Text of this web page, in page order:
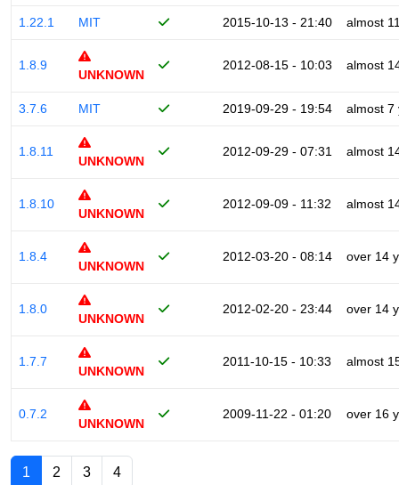
1.22.1 MIT 2015-10-13 - 21:40 almost
1.8.9
UNKNOWN
2012-08-15 - 10:03 almost
3.7.6 MIT 2019-09-29 - 19:54 almost 7
1.8.11
UNKNOWN
2012-09-29 - 07:31 almost
1.8.10
UNKNOWN
2012-09-09 - 11:32 almost
1.8.4
UNKNOWN
2012-03-20 - 08:14 over 14
1.8.0
UNKNOWN
2012-02-20 - 23:44 over 14
1.7.7
UNKNOWN
2011-10-15 - 10:33 almost
0.7.2
UNKNOWN
2009-11-22 - 01:20 over 16
1 2 3 4